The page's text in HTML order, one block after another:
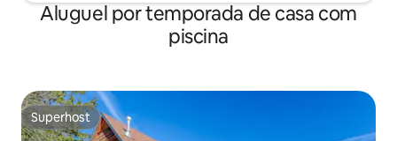
Aluguel por temporada de casa com
piscina
Superhost
Superhost